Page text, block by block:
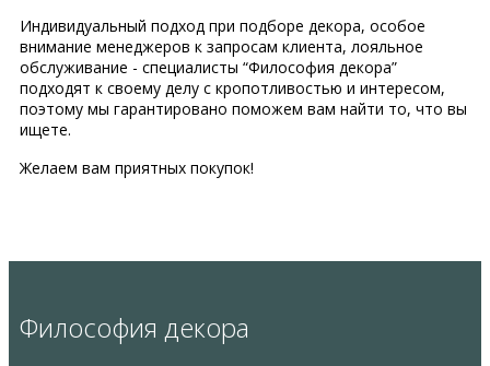
Индивидуальный подход при подборе декора, особое
внимание менеджеров к запросам клиента, лояльное
обслуживание - специалисты “Философия декора”
подходят к своему делу с кропотливостью и интересом,
поэтому мы гарантировано поможем вам найти то, что вы
ищете.
Желаем вам приятных покупок!
Философия декора